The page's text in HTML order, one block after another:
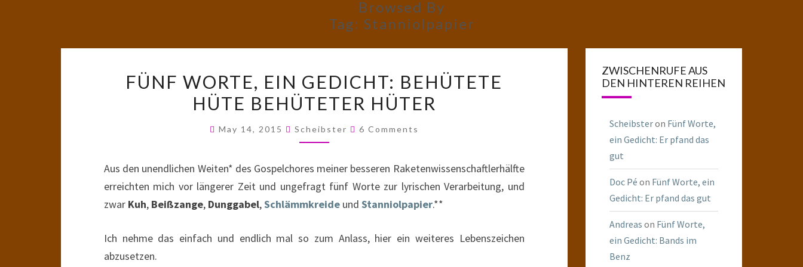
Browsed By
Tag: Stanniolpapier
WORTE,
EIN
BEHÜTETE
BEHÜTETER
HÜTER
FÜNF WORTE, EIN GEDICHT: BEHÜTETE
HÜTE BEHÜTETER HÜTER
May 14, 2015 Scheibster Comments
6 Comments
Aus den unendlichen Weiten* des Gospelchores meiner besseren Raketenwissenschaftlerhälfte
erreichten mich vor längerer Zeit und ungefragt fünf Worte zur lyrischen Verarbeitung, und
zwar Kuh, Beißzange, Dunggabel,Schlämmkreide und Stanniolpapier.**
Ich nehme das einfach und endlich mal so zum Anlass, hier ein weiteres Lebenszeichen
abzusetzen.
ZWISCHENRUFE AUS
DEN HINTEREN REIHEN
Scheibsteron Fünf Worte,
ein Gedicht: Er pfand das
gut
Doc Pé on Fünf Worte, ein
Gedicht: Er pfand das gut
Andreas on Fünf Worte,
ein Gedicht: Bands im
Benz